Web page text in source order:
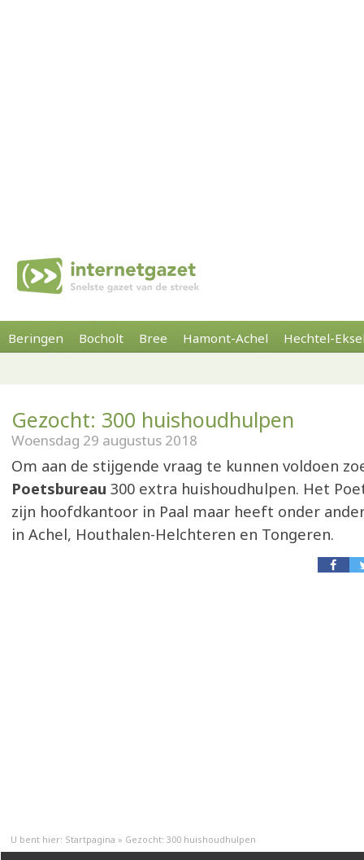
Beringen Bocholt Bree Hamont-Achel Hechtel-
Gezocht: 300 huishoudhulpen
Woensdag 29 augustus 2018
Om aan de stijgende vraag te kunnen voldoen
Poetsbureau 300 extra huishoudhulpen. Het
zijn hoofdkantoor in Paal maar heeft onder
in Achel, Houthalen-Helchteren en Tongeren.
U bent hier: Startpagina » Gezocht: 300 huishoudhulpen